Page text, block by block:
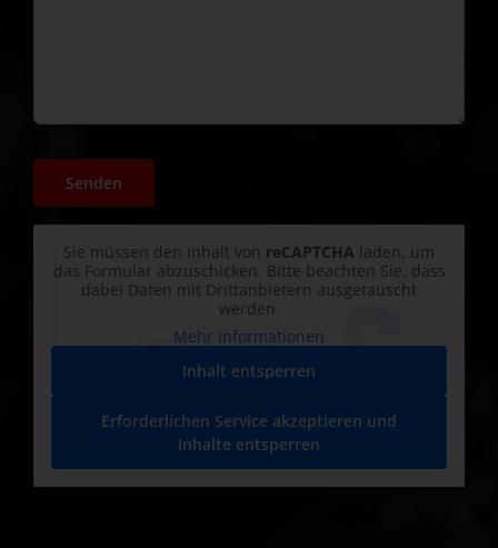
Sie müssen den Inhalt von reCAPTCHA laden, um
das Formular abzuschicken. Bitte beachten Sie, dass
dabei Daten mit Drittanbietern ausgetauscht
werden.
Mehr Informationen
Inhalt entsperren
Erforderlichen Service akzeptieren und
Inhalte entsperren